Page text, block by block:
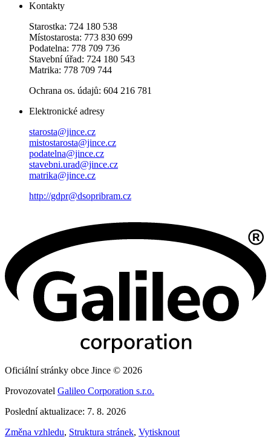
Kontakty
Starostka: 724 180 538
Místostarosta: 773 830 699
Podatelna: 778 709 736
Stavební úřad: 724 180 543
Matrika: 778 709 744
Ochrana os. údajů: 604 216 781
Elektronické adresy
starosta@jince.cz
mistostarosta@jince.cz
podatelna@jince.cz
stavebni.urad@jince.cz
matrika@jince.cz
http://gdpr@dsopribram.cz
Oficiální stránky obce Jince © 2026
Provozovatel Galileo Corporation s.r.o.
Poslední aktualizace: 7. 8. 2026
Změna vzhledu, Struktura stránek, Vytisknout